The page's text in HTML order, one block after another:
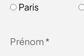
Paris